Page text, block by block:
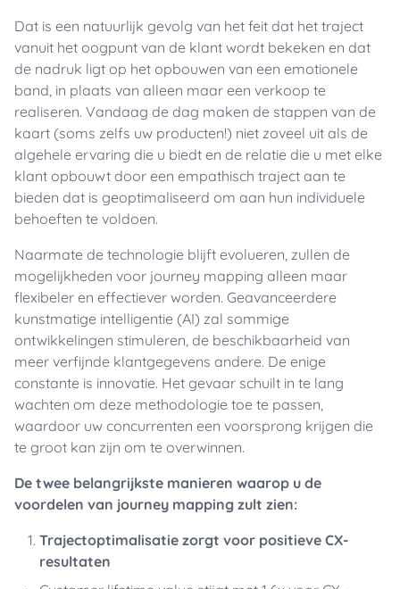
Dat is een natuurlijk gevolg van het feit dat het traject
vanuit het oogpunt van de klant wordt bekeken en dat
de nadruk ligt op het opbouwen van een emotionele
band, in plaats van alleen maar een verkoop te
realiseren. Vandaag de dag maken de stappen van de
kaart (soms zelfs uw producten!) niet zoveel uit als de
algehele ervaring die u biedt en de relatie die u met elke
klant opbouwt door een empathisch traject aan te
bieden dat is geoptimaliseerd om aan hun individuele
behoeften te voldoen.
Naarmate de technologie blijft evolueren, zullen de
mogelijkheden voor journey mapping alleen maar
flexibeler en effectiever worden. Geavanceerdere
kunstmatige intelligentie (AI) zal sommige
ontwikkelingen stimuleren, de beschikbaarheid van
meer verfijnde klantgegevens andere. De enige
constante is innovatie. Het gevaar schuilt in te lang
wachten om deze methodologie toe te passen,
waardoor uw concurrenten een voorsprong krijgen die
te groot kan zijn om te overwinnen.
De twee belangrijkste manieren waarop u de
voordelen van journey mapping zult zien:
Trajectoptimalisatie zorgt voor positieve CX-
resultaten